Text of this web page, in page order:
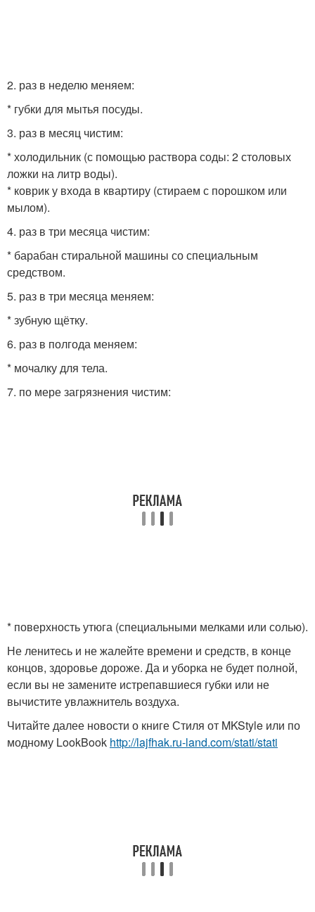
2. раз в неделю меняем:
* губки для мытья посуды.
3. раз в месяц чистим:
* холодильник (с помощью раствора соды: 2 столовых
ложки на литр воды).
* коврик у входа в квартиру (стираем с порошком или
мылом).
4. раз в три месяца чистим:
* барабан стиральной машины со специальным
средством.
5. раз в три месяца меняем:
* зубную щётку.
6. раз в полгода меняем:
* мочалку для тела.
7. по мере загрязнения чистим:
* поверхность утюга (специальными мелками или солью).
Не ленитесь и не жалейте времени и средств, в конце
концов, здоровье дороже. Да и уборка не будет полной,
если вы не замените истрепавшиеся губки или не
вычистите увлажнитель воздуха.
Читайте далее новости о книге Стиля от MKStyle или по
модному LookBook http://lajfhak.ru-land.com/stati/stati